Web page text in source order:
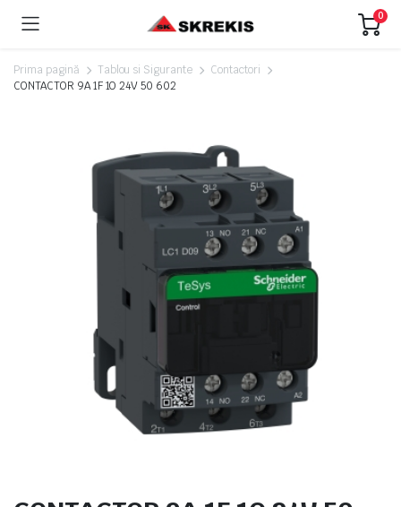
0
Prima pagină Tablou si Sigurante
Contactori
CONTACTOR 9A 1F 1O 24V 50 602